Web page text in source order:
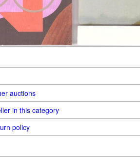
auctions
in this category
policy